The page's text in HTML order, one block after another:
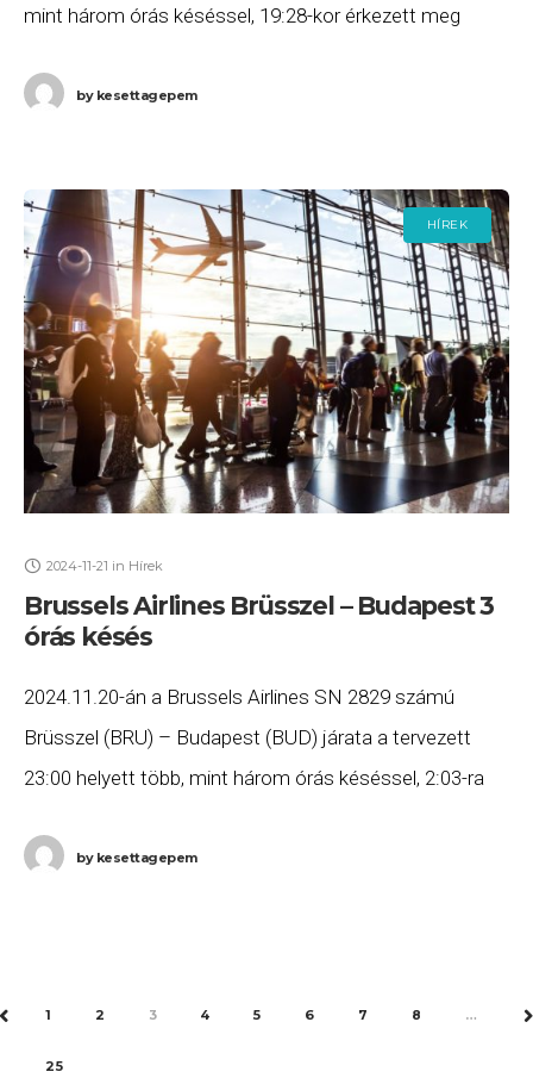
mint három órás késéssel, 19:28-kor érkezett meg
bykesettagepem
HÍREK
2024-11-21 in Hírek
Brussels Airlines Brüsszel – Budapest 3
órás késés
2024.11.20-án a Brussels Airlines SN 2829 számú
Brüsszel (BRU) – Budapest (BUD) járata a tervezett
23:00 helyett több, mint három órás késéssel, 2:03-ra
bykesettagepem
PREV1 2 3 4 5 6 7 8 …
25